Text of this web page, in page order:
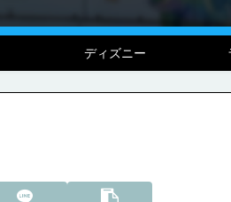
ディズニー